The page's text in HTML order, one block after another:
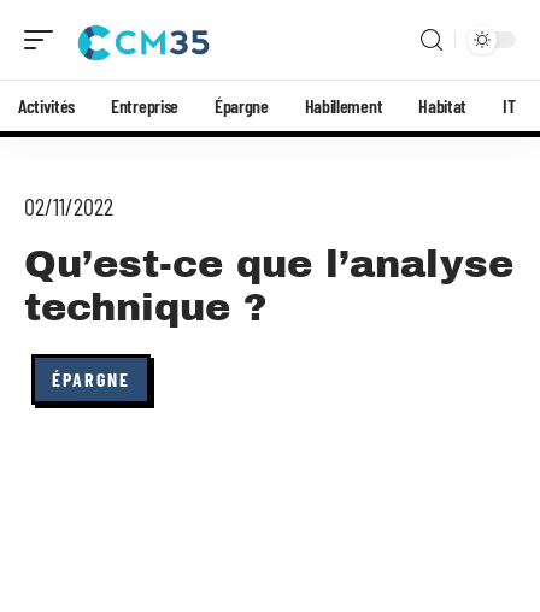
Activités Entreprise Épargne Habillement Habitat IT
02/11/2022
Qu’est-ce que l’analyse
technique ?
ÉPARGNE